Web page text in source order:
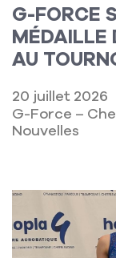
G-FORCE
MÉDAILLE
AU
20 juillet 2026
G-Force –
Nouvelles
Lire la suite